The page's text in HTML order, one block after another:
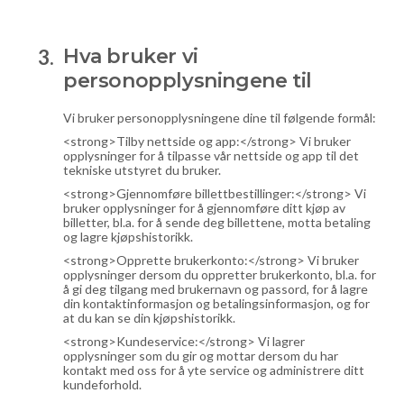
Hva bruker vi
personopplysningene til
Vi bruker personopplysningene dine til følgende formål:
<strong>Tilby nettside og app:</strong> Vi bruker
opplysninger for å tilpasse vår nettside og app til det
tekniske utstyret du bruker.
<strong>Gjennomføre billettbestillinger:</strong> Vi
bruker opplysninger for å gjennomføre ditt kjøp av
billetter, bl.a. for å sende deg billettene, motta betaling
og lagre kjøpshistorikk.
<strong>Opprette brukerkonto:</strong> Vi bruker
opplysninger dersom du oppretter brukerkonto, bl.a. for
å gi deg tilgang med brukernavn og passord, for å lagre
din kontaktinformasjon og betalingsinformasjon, og for
at du kan se din kjøpshistorikk.
<strong>Kundeservice:</strong> Vi lagrer
opplysninger som du gir og mottar dersom du har
kontakt med oss for å yte service og administrere ditt
kundeforhold.